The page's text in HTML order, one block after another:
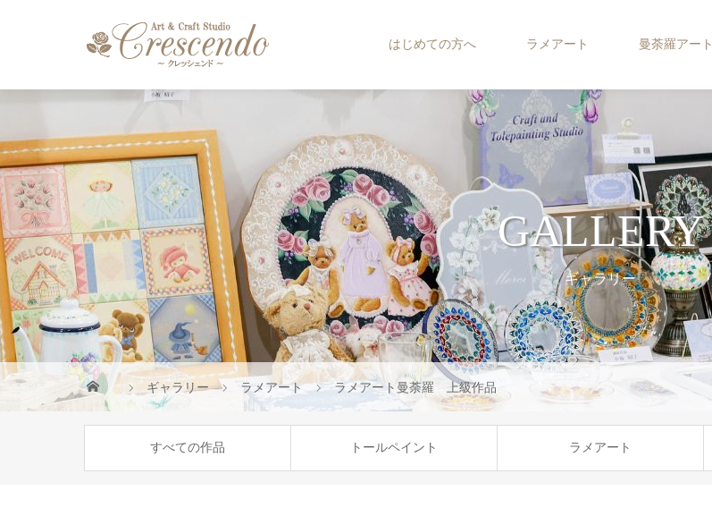
はじめての方へ ラメアート 曼荼羅アート
GALLERY
ギャラリー
ギャラリー ラメアート ラメアート曼荼羅 上級作品
すべての作品 トールペイント ラメアート